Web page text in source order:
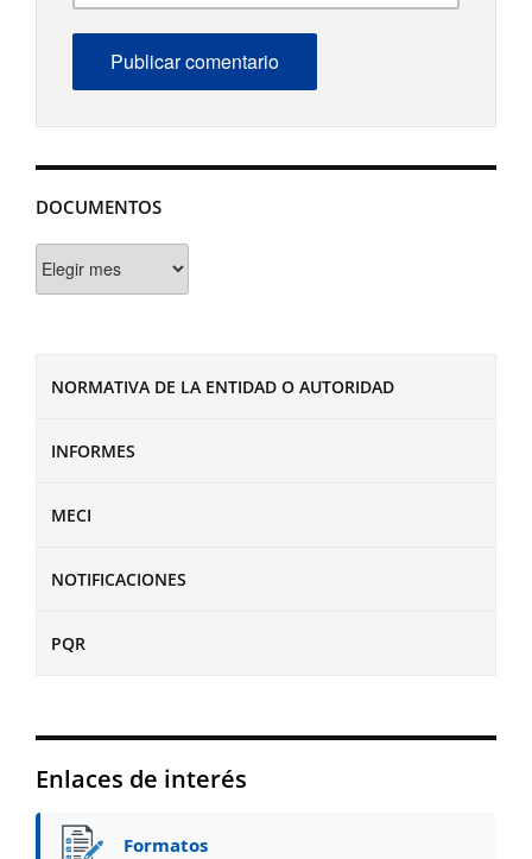
DOCUMENTOS
NORMATIVA DE LA ENTIDAD O AUTORIDAD
INFORMES
MECI
NOTIFICACIONES
PQR
Enlaces de interés
Formatos